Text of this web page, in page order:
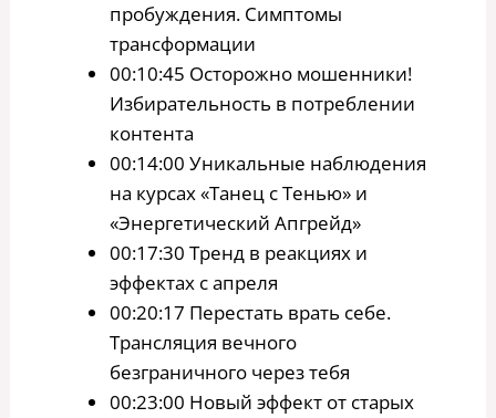
пробуждения. Симптомы
трансформации
00:10:45 Осторожно мошенники!
Избирательность в потреблении
контента
00:14:00 Уникальные наблюдения
на курсах «Танец с Тенью» и
«Энергетический Апгрейд»
00:17:30 Тренд в реакциях и
эффектах с апреля
00:20:17 Перестать врать себе.
Трансляция вечного
безграничного через тебя
00:23:00 Новый эффект от старых